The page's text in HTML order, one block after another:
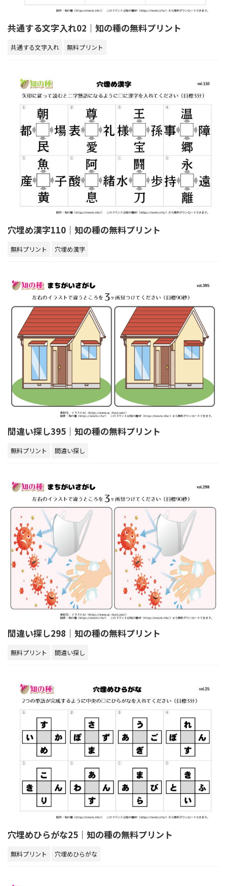
共通する文字入れ02｜知の種の無料プリント
共通する文字入れ 無料プリント
穴埋め漢字110｜知の種の無料プリント
無料プリント 穴埋め漢字
間違い探し395｜知の種の無料プリント
無料プリント 間違い探し
間違い探し298｜知の種の無料プリント
無料プリント 間違い探し
穴埋めひらがな25｜知の種の無料プリント
無料プリント 穴埋めひらがな